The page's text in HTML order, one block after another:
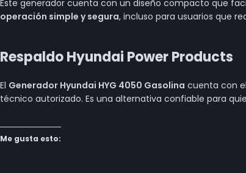
Este generador cuenta con un diseño compacto que
operación simple y segura, incluso para usuarios que
Respaldo Hyundai Power Products
El Generador Hyundai HYG 4050 Gasolina cuenta con
técnico autorizado. Es una alternativa confiable para
Me gusta esto: